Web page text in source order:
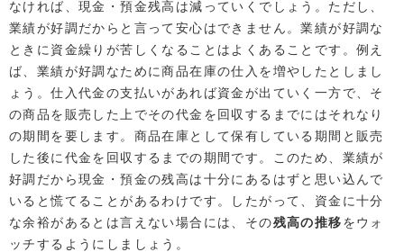
なければ、現金・預金残高は減っていくでしょう。ただし、
業績が好調だからと言って安心はできません。業績が好調な
ときに資金繰りが苦しくなることはよくあることです。例え
ば、業績が好調なために商品在庫の仕入を増やしたとしまし
ょう。仕入代金の支払いがあれば資金が出ていく一方で、そ
の商品を販売した上でその代金を回収するまでにはそれなり
の期間を要します。商品在庫として保有している期間と販売
した後に代金を回収するまでの期間です。このため、業績が
好調だから現金・預金の残高は十分にあるはずと思い込んで
いると慌てることがあるわけです。したがって、資金に十分
な余裕があるとは言えない場合には、その残高の推移をウォ
ッチするようにしましょう。